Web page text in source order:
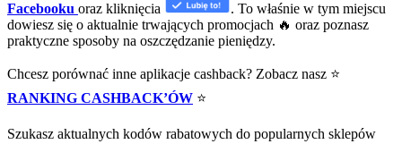
Facebooku oraz kliknięcia
. To właśnie w tym miejscu
dowiesz się o aktualnie trwających promocjach 🔥 oraz poznasz
praktyczne sposoby na oszczędzanie pieniędzy.
Chcesz porównać inne aplikacje cashback? Zobacz nasz ⭐
RANKING CASHBACK’ÓW ⭐
Szukasz aktualnych kodów rabatowych do popularnych sklepów